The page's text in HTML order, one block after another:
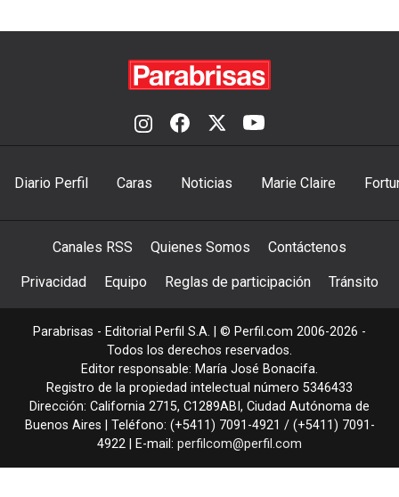
Diario Perfil Caras Noticias Marie Claire
Canales RSS Quienes Somos Contáctenos
Privacidad Equipo Reglas de participación Tránsito
Parabrisas - Editorial Perfil S.A. | © Perfil.com 2006-2026 -
Todos los derechos reservados.
Editor responsable: María José Bonacifa.
Registro de la propiedad intelectual número 5346433
Dirección: California 2715, C1289ABI , Ciudad Autónoma de
Buenos Aires | Teléfono: (+5411) 7091-4921 / (+5411) 7091-
4922 | E-mail: perfilcom@perfil.com